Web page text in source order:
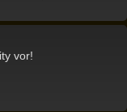
vor!